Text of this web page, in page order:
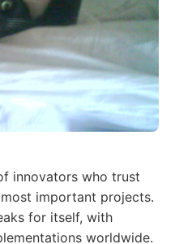
innovators who trust
most important projects.
for itself, with
worldwide.